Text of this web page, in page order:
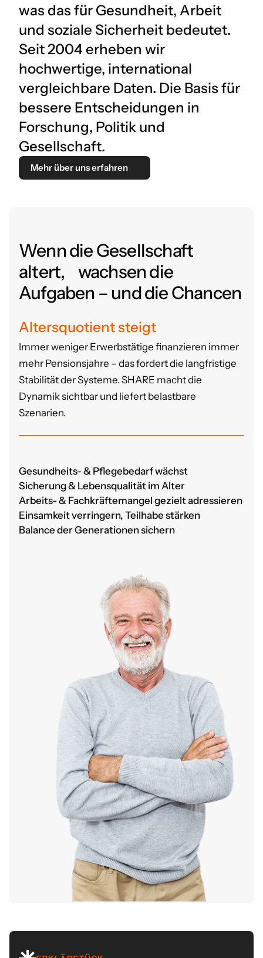
was das für Gesundheit, Arbeit
und soziale Sicherheit bedeutet.
Seit 2004 erheben wir
hochwertige, international
vergleichbare Daten. Die Basis für
bessere Entscheidungen in
Forschung, Politik und
Gesellschaft.
Mehr über uns erfahren
Wenn die Gesellschaft
altert, wachsen die
Aufgaben – und die Chancen
Altersquotient steigt
Immer weniger Erwerbstätige finanzieren immer
mehr Pensionsjahre – das fordert die langfristige
Stabilität der Systeme. SHARE macht die
Dynamik sichtbar und liefert belastbare
Szenarien.
Gesundheits- & Pflegebedarf wächst
Sicherung & Lebensqualität im Alter
Arbeits- & Fachkräftemangel gezielt adressieren
Einsamkeit verringern, Teilhabe stärken
Balance der Generationen sichern